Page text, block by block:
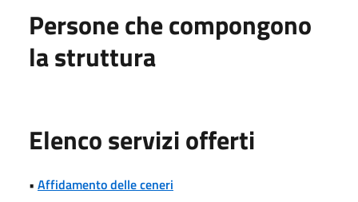
Persone che compongono
la struttura
Elenco servizi offerti
• Affidamento delle ceneri